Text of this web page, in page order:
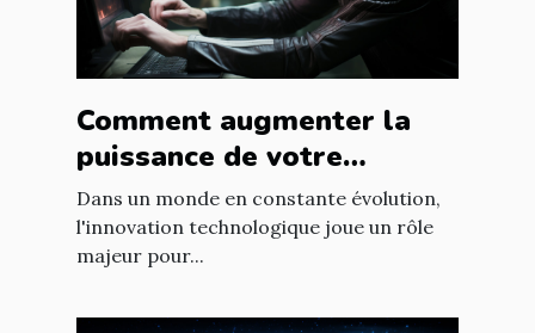
Comment augmenter la
puissance de votre
entreprise grâce aux
nouvelles technologies
Dans un monde en constante évolution,
l'innovation technologique joue un rôle
majeur pour...